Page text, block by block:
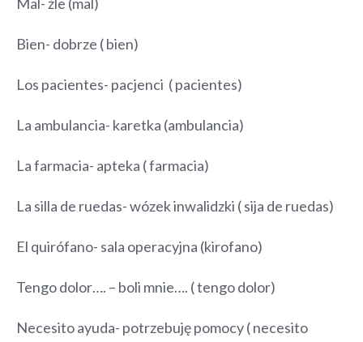
Mal- źle (mal)
Bien- dobrze ( bien)
Los pacientes- pacjenci ( pacientes)
La ambulancia- karetka (ambulancia)
La farmacia- apteka ( farmacia)
La silla de ruedas- wózek inwalidzki ( sija de ruedas)
El quirófano- sala operacyjna (kirofano)
Tengo dolor…. – boli mnie…. ( tengo dolor)
Necesito ayuda- potrzebuję pomocy ( necesito